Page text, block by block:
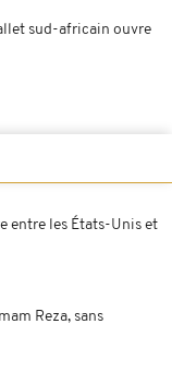
sud-africain ouvre
entre les États-Unis et
Reza, sans